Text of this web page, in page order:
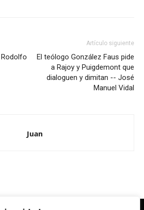
Artículo siguiente
El teólogo González Faus pide
a Rajoy y Puigdemont que
dialoguen y dimitan -- José
Manuel Vidal
Juan